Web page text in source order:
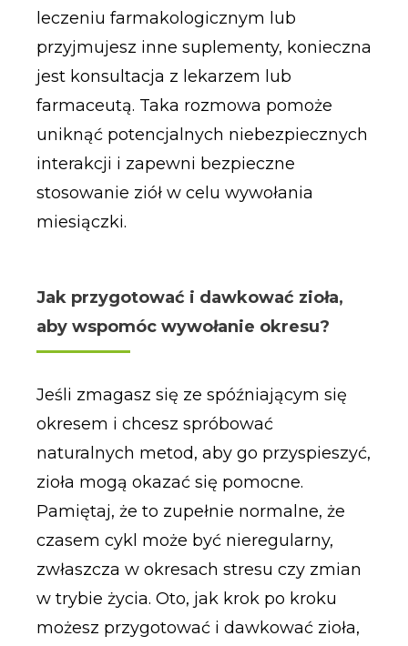
leczeniu farmakologicznym lub
przyjmujesz inne suplementy, konieczna
jest konsultacja z lekarzem lub
farmaceutą. Taka rozmowa pomoże
uniknąć potencjalnych niebezpiecznych
interakcji i zapewni bezpieczne
stosowanie ziół w celu wywołania
miesiączki.
Jak przygotować i dawkować zioła,
aby wspomóc wywołanie okresu?
Jeśli zmagasz się ze spóźniającym się
okresem i chcesz spróbować
naturalnych metod, aby go przyspieszyć,
zioła mogą okazać się pomocne.
Pamiętaj, że to zupełnie normalne, że
czasem cykl może być nieregularny,
zwłaszcza w okresach stresu czy zmian
w trybie życia. Oto, jak krok po kroku
możesz przygotować i dawkować zioła,